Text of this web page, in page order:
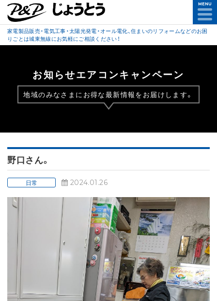
MENU
家電製品販売・電気工事・太陽光発電・オール電化、住まいのリフォームなどのお困
りごとは城東無線にお気軽にご相談ください！
お知らせエアコンキャンペーン
地域のみなさまにお得な最新情報をお届けします。
野口さん。
日常 2024.01.26